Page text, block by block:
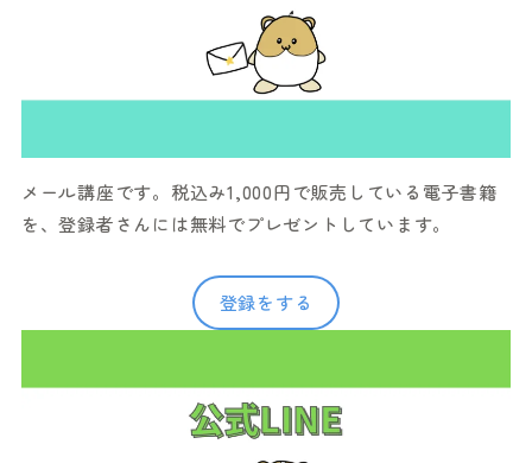
メール講座です。税込み1,000円で販売している電子書籍
を、登録者さんには無料でプレゼントしています。
登録をする